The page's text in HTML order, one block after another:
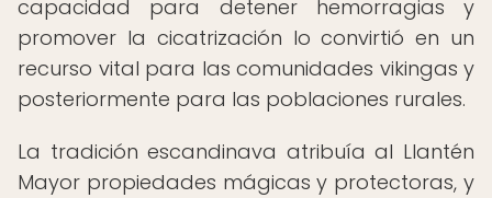
capacidad para detener hemorragias y
promover la cicatrización lo convirtió en un
recurso vital para las comunidades vikingas y
posteriormente para las poblaciones rurales.
La tradición escandinava atribuía al Llantén
Mayor propiedades mágicas y protectoras, y